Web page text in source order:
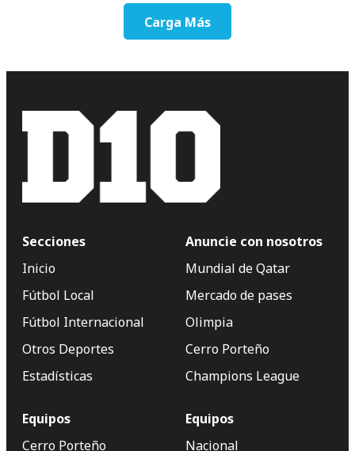
Carga Más
Secciones
Inicio
Fútbol Local
Fútbol Internacional
Otros Deportes
Estadísticas
Anuncie con nosotros
Mundial de Qatar
Mercado de pases
Olimpia
Cerro Porteño
Champions League
Equipos
Cerro Porteño
Equipos
Nacional